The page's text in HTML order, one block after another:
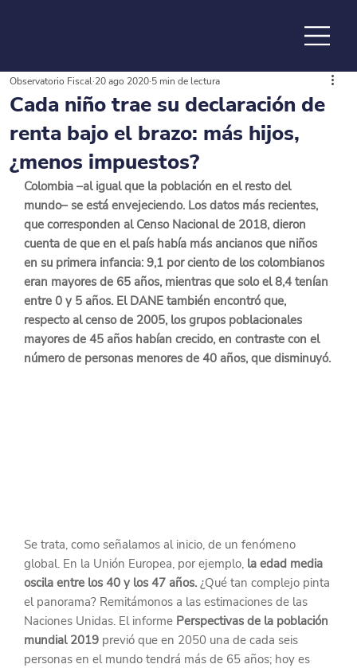
de la
Cada niño trae su declaración de
renta bajo el brazo: más hijos,
¿menos impuestos?
Observatorio Fiscal 20 ago 2020 5 min de lectura
Colombia –al igual que la población en el resto del
mundo– se está envejeciendo. Los datos más recientes,
que corresponden al Censo Nacional de 2018, dieron
cuenta de que en el país había más ancianos que niños
en su primera infancia: 9,1 por ciento de los colombianos
eran mayores de 65 años, mientras que solo el 8,4 tenían
entre 0 y 5 años. El DANE también encontró que,
respecto al censo de 2005, los grupos poblacionales
mayores de 45 años habían crecido, en contraste con el
número de personas menores de 40 años, que disminuyó.
Se trata, como señalamos al inicio, de un fenómeno
global. En la Unión Europea, por ejemplo, la edad media
oscila entre los 40 y los 47 años. ¿Qué tan complejo pinta
el panorama? Remitámonos a las estimaciones de las
Naciones Unidas. El informe Perspectivas de la población
mundial 2019 previó que en 2050 una de cada seis
personas en el mundo tendrá más de 65 años; hoy es